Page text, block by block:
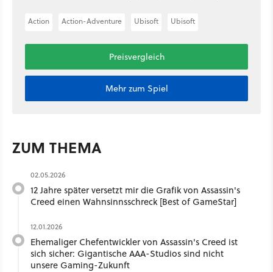
Action Action-Adventure Ubisoft Ubisoft
Preisvergleich
Mehr zum Spiel
ZUM THEMA
02.05.2026
12 Jahre später versetzt mir die Grafik von Assassin's
Creed einen Wahnsinnsschreck [Best of GameStar]
12.01.2026
Ehemaliger Chefentwickler von Assassin's Creed ist
sich sicher: Gigantische AAA-Studios sind nicht
unsere Gaming-Zukunft